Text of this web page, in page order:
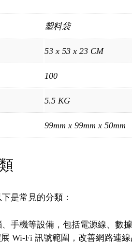
塑料袋
53 x 53 x 23 CM
100
5.5 KG
99mm x 99mm x 50mm
是常見的分類：
手機等設備，包括電源線、數
Wi-Fi 訊號範圍，改善網路連線